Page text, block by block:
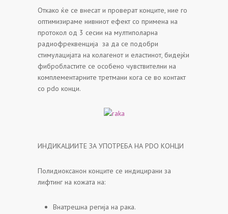
Откако ќе се внесат и проверат конците, ние го
оптимизираме нивниот ефект со примена на
протокол од 3 сесии на мултиполарна
радиофреквенција за да се подобри
стимулацијата на колагенот и еластинот, бидејќи
фибробластите се особено чувствителни на
комплементарните третмани кога се во контакт
со pdo конци.
ИНДИКАЦИИТЕ ЗА УПОТРЕБА НА PDO КОНЦИ
Полидиоксанон конците се индицирани за
лифтинг на кожата на:
Внатрешна регија на рака.